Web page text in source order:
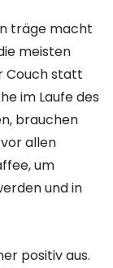
träge macht
meisten
Couch statt
im Laufe des
brauchen
allen
um
und in
positiv aus.